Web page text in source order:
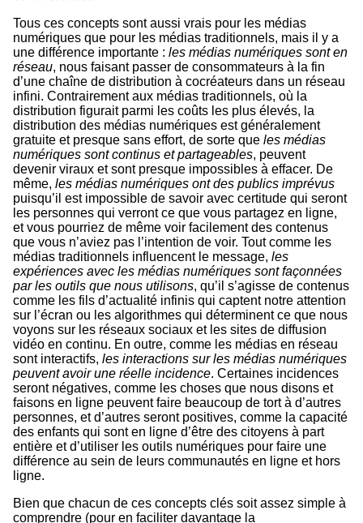
Tous ces concepts sont aussi vrais pour les médias
numériques que pour les médias traditionnels, mais il y a
une différence importante : les médias numériques sont en
réseau, nous faisant passer de consommateurs à la fin
d’une chaîne de distribution à cocréateurs dans un réseau
infini. Contrairement aux médias traditionnels, où la
distribution figurait parmi les coûts les plus élevés, la
distribution des médias numériques est généralement
gratuite et presque sans effort, de sorte que les médias
numériques sont continus et partageables, peuvent
devenir viraux et sont presque impossibles à effacer. De
même, les médias numériques ont des publics imprévus
puisqu’il est impossible de savoir avec certitude qui seront
les personnes qui verront ce que vous partagez en ligne,
et vous pourriez de même voir facilement des contenus
que vous n’aviez pas l’intention de voir. Tout comme les
médias traditionnels influencent le message, les
expériences avec les médias numériques sont façonnées
par les outils que nous utilisons, qu’il s’agisse de contenus
comme les fils d’actualité infinis qui captent notre attention
sur l’écran ou les algorithmes qui déterminent ce que nous
voyons sur les réseaux sociaux et les sites de diffusion
vidéo en continu. En outre, comme les médias en réseau
sont interactifs, les interactions sur les médias numériques
peuvent avoir une réelle incidence. Certaines incidences
seront négatives, comme les choses que nous disons et
faisons en ligne peuvent faire beaucoup de tort à d’autres
personnes, et d’autres seront positives, comme la capacité
des enfants qui sont en ligne d’être des citoyens à part
entière et d’utiliser les outils numériques pour faire une
différence au sein de leurs communautés en ligne et hors
ligne.
Bien que chacun de ces concepts clés soit assez simple à
comprendre (pour en faciliter davantage la